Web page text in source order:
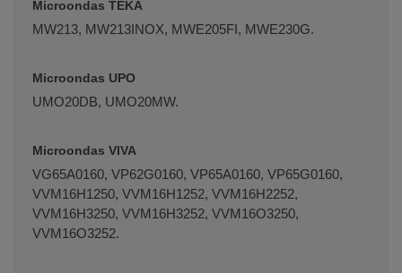
Microondas TEKA
MW213, MW213INOX, MWE205FI, MWE230G.
Microondas UPO
UMO20DB, UMO20MW.
Microondas VIVA
VG65A0160, VP62G0160, VP65A0160, VP65G0160,
VVM16H1250, VVM16H1252, VVM16H2252,
VVM16H3250, VVM16H3252, VVM16O3250,
VVM16O3252.